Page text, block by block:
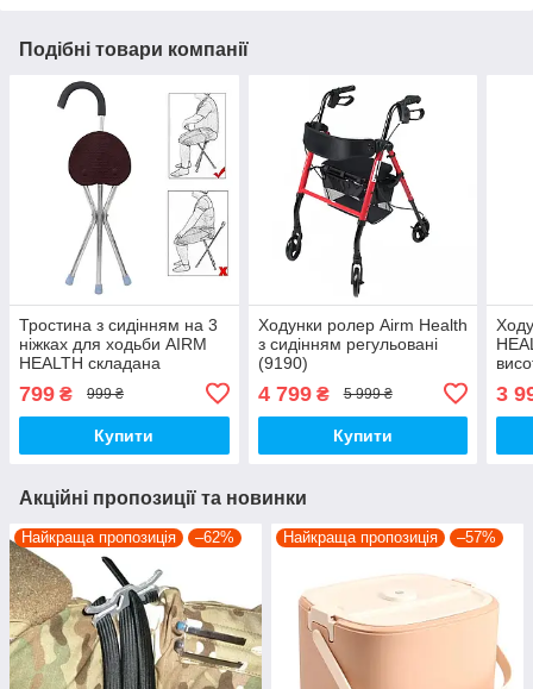
Подібні товари компанії
Тростина з сидінням на 3
ніжках для ходьби AIRM
HEALTH складана
799 ₴ 999 ₴
Купити
Ходунки ролер Airm Health
з сидінням регульовані
(9190)
4 799₴ 5 999 ₴
Купити
3
Акційні пропозиції та новинки
Найкраща пропозиція –62% Найкраща пропозиція –57%